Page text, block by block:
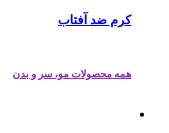
کرم ضد آفتاب
همه محصولات مو، سر و بدن